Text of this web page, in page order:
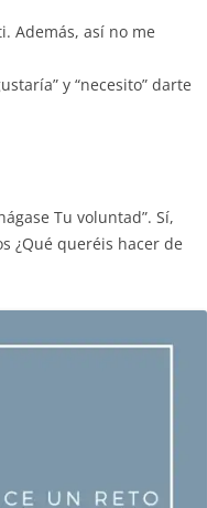
Además, así no me
y “necesito” darte
Tu voluntad”. Sí,
¿Qué queréis hacer de